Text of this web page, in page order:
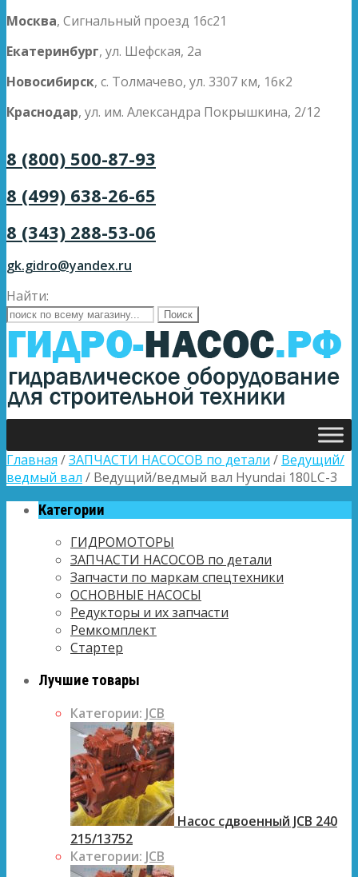
Москва, Сигнальный проезд 16с21
Екатеринбург, ул. Шефская, 2а
Новосибирск, с. Толмачево, ул. 3307 км, 16к2
Краснодар, ул. им. Александра Покрышкина, 2/12
8 (800) 500-87-93
8 (499) 638-26-65
8 (343) 288-53-06
gk.gidro@yandex.ru
Найти:
Главная /ЗАПЧАСТИ НАСОСОВ по детали / Ведущий/
ведмый вал / Ведущий/ведмый вал Hyundai 180LC-3
Категории
ГИДРОМОТОРЫ
ЗАПЧАСТИ НАСОСОВ по детали
Запчасти по маркам спецтехники
ОСНОВНЫЕ НАСОСЫ
Редукторы и их запчасти
Ремкомплект
Стартер
Лучшие товары
Категории: JCB
Насос сдвоенный JCB 240
215/13752
Категории: JCB